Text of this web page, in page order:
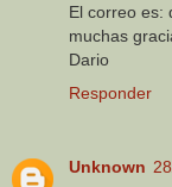
El correo es:
muchas
Dario
Responder
Unknown